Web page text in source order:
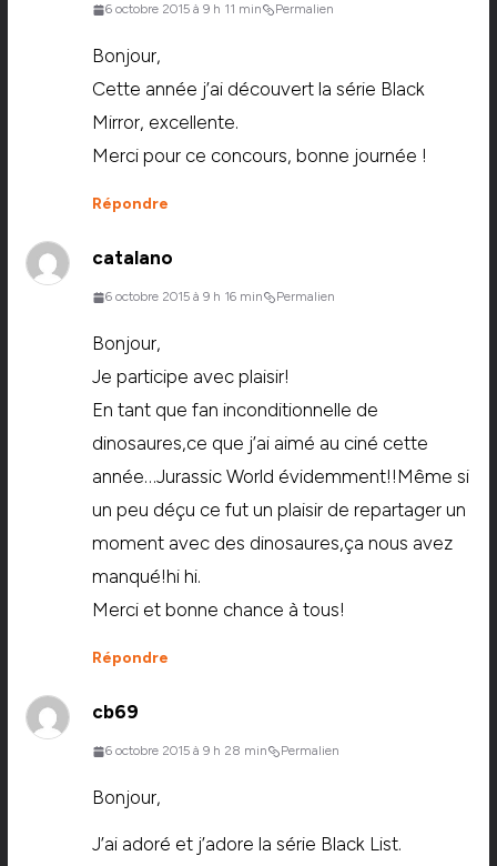
6 octobre 2015 à 9 h 11 min Permalien
Bonjour,
Cette année j’ai découvert la série Black
Mirror, excellente.
Merci pour ce concours, bonne journée !
Répondre
catalano
6 octobre 2015 à 9 h 16 min Permalien
Bonjour,
Je participe avec plaisir!
En tant que fan inconditionnelle de
dinosaures,ce que j’ai aimé au ciné cette
année…Jurassic World évidemment!!Même si
un peu déçu ce fut un plaisir de repartager un
moment avec des dinosaures,ça nous avez
manqué!hi hi.
Merci et bonne chance à tous!
Répondre
cb69
6 octobre 2015 à 9 h 28 min Permalien
Bonjour,
J’ai adoré et j’adore la série Black List.